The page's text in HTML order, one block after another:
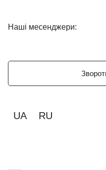
Наші месенджери:
UA RU